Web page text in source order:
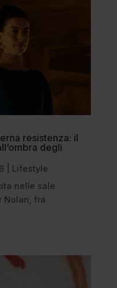
resistenza: il
degli
Lifestyle
nelle sale
Nolan, fra